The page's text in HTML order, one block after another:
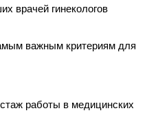
врачей гинекологов
важным критериям для
работы в медицинских